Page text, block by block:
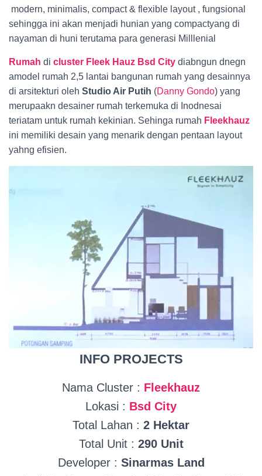
modern, minimalis, compact & flexible layout , fungsional
sehingga ini akan menjadi hunian yang compactyang di
nayaman di huni terutama para generasi Milllenial
Rumah di cluster Fleek Hauz Bsd City diabngun dnegn
amodel rumah 2,5 lantai bangunan rumah yang desainnya
di arsitekturi oleh Studio Air Putih (Danny Gondo) yang
merupaakn desainer rumah terkemuka di Inodnesai
teriatam untuk rumah kekinian. Sehinga rumah Fleekhauz
ini memiliki desain yang menarik dengan pentaan layout
yahng efisien.
INFO PROJECTS
Nama Cluster : Fleekhauz
Lokasi : Bsd City
Total Lahan : 2 Hektar
Total Unit : 290 Unit
Developer : Sinarmas Land